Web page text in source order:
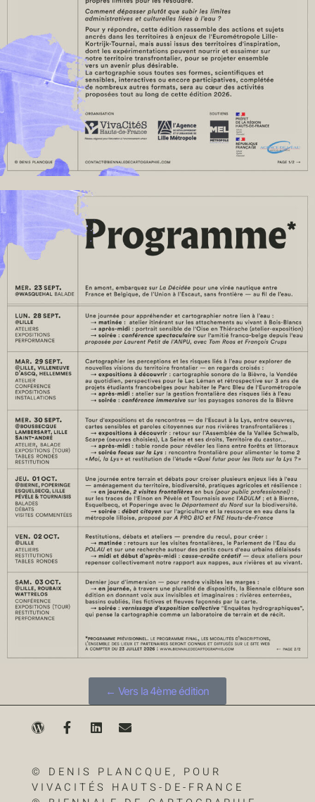
← Vers la 4ème édition
© DENIS PLANCQUE, POUR
VIVACITÉS HAUTS-DE-FRANCE